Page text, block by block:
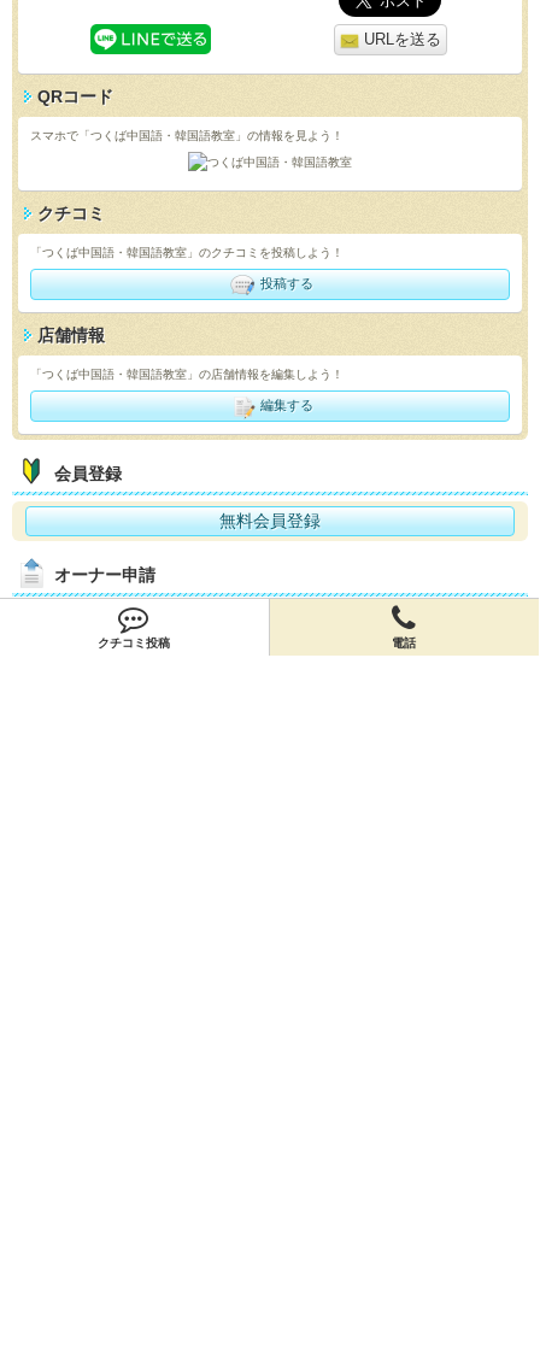
クチコミ投稿 電話
URLを送る
QRコード
スマホで「つくば中国語・韓国語教室」の情報を見よう！
クチコミ
「つくば中国語・韓国語教室」のクチコミを投稿しよう！
投稿する
店舗情報
「つくば中国語・韓国語教室」の店舗情報を編集しよう！
編集する
会員登録
無料会員登録
オーナー申請